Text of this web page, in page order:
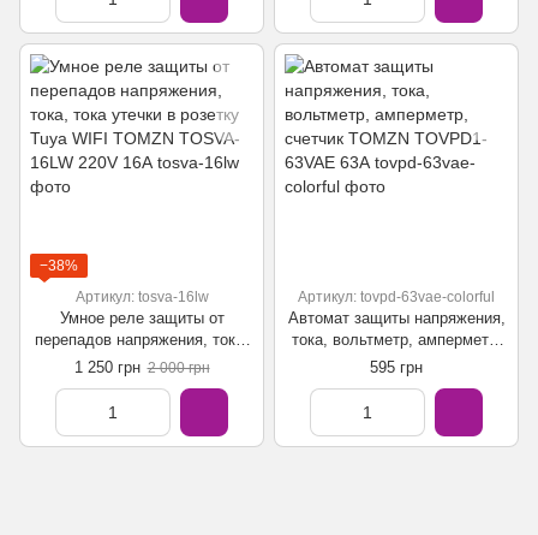
−38%
Артикул: tosva-16lw
Умное реле защиты от
перепадов напряжения, тока,
тока утечки в розетку Tuya
220V 16А
1 250 грн 2 000 грн
Артикул: tovpd-63vae-colorful
Автомат защиты напряжения,
тока, вольтметр, амперметр,
счетчик TOMZN TOVPD1-
595 грн